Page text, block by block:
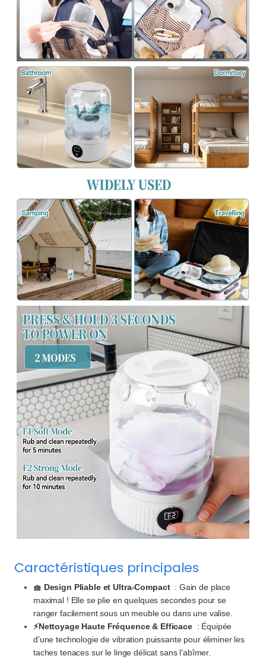
Caractéristiques principales
🧺 Design Pliable et Ultra-Compact: Gain de place
maximal ! Elle se plie en quelques secondes pour se
ranger facilement sous un meuble ou dans une valise.
⚡Nettoyage Haute Fréquence & Efficace: Équipée
d’une technologie de vibration puissante pour éliminer les
taches tenaces sur le linge délicat sans l’abîmer.